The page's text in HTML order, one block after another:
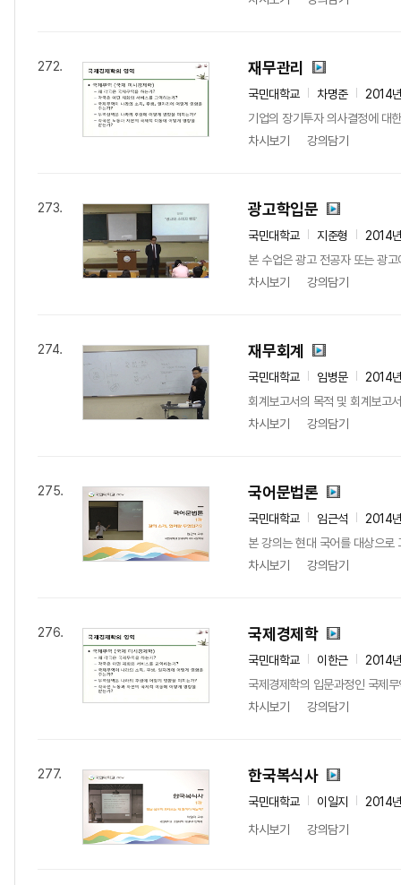
272. 재무관리
국민대학교 차명준
2014
기업의 장기투자 의사결정에 대
차시보기
강의담기
273. 광고학입문
국민대학교 지준형
2014
본 수업은 광고 전공자 또는 광
차시보기
강의담기
274. 재무회계
국민대학교 임병문
2014
회계보고서의 목적 및 회계보고
차시보기
강의담기
275. 국어문법론
국민대학교 임근석
2014
본 강의는 현대 국어를 대상으로
차시보기
강의담기
276. 국제경제학
국민대학교 이한근
2014
국제경제학의 입문과정인 국제
차시보기
강의담기
277. 한국복식사
국민대학교 이일지
2014
차시보기
강의담기